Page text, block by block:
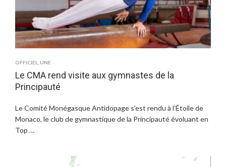
OFFICIEL UNE
Le CMA rend visite aux gymnastes de la
Principauté
Le Comité Monégasque Antidopage s’est rendu à l’Étoile de
Monaco, le club de gymnastique de la Principauté évoluant en
Top …